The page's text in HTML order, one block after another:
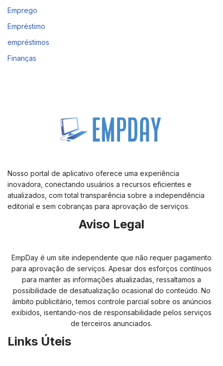
Emprego
Empréstimo
empréstimos
Finanças
Nosso portal de aplicativo oferece uma experiência
inovadora, conectando usuários a recursos eficientes e
atualizados, com total transparência sobre a independência
editorial e sem cobranças para aprovação de serviços.
Aviso Legal
EmpDay é um site independente que não requer pagamento
para aprovação de serviços. Apesar dos esforços contínuos
para manter as informações atualizadas, ressaltamos a
possibilidade de desatualização ocasional do conteúdo. No
âmbito publicitário, temos controle parcial sobre os anúncios
exibidos, isentando-nos de responsabilidade pelos serviços
de terceiros anunciados.
Links Úteis